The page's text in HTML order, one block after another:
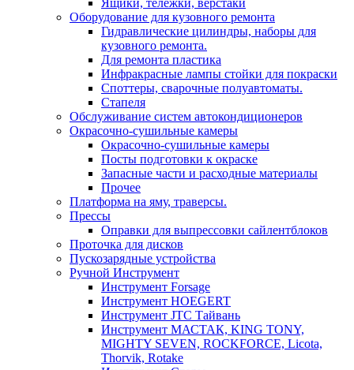
Ящики, тележки, верстаки
Оборудование для кузовного ремонта
Гидравлические цилиндры, наборы для
кузовного ремонта.
Для ремонта пластика
Инфракрасные лампы стойки для покраски
Споттеры, сварочные полуавтоматы.
Стапеля
Обслуживание систем автокондиционеров
Окрасочно-сушильные камеры
Окрасочно-сушильные камеры
Посты подготовки к окраске
Запасные части и расходные материалы
Прочее
Платформа на яму, траверсы.
Прессы
Оправки для выпрессовки сайлентблоков
Проточка для дисков
Пускозарядные устройства
Ручной Инструмент
Инструмент Forsage
Инструмент HOEGERT
Инструмент JTC Тайвань
Инструмент МАСТАК, KING TONY,
MIGHTY SEVEN, ROCKFORCE, Licota,
Thorvik, Rotake